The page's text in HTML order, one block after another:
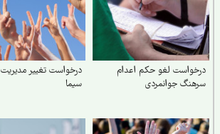
لغو حکم اعدام
جوانمردی
درخواست تغییر مدیریت صدا و